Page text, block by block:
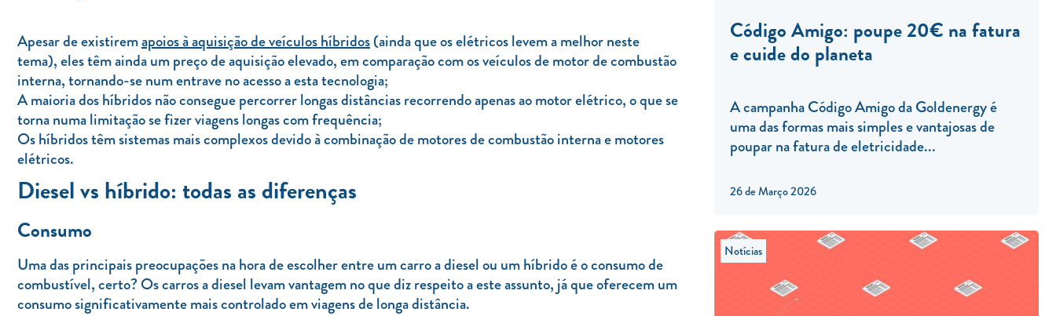
Apesar de existiremapoios à aquisição de veículos híbridos(ainda que os elétricos levem a melhor neste
tema), eles têm ainda um preço de aquisição elevado, em comparação com os veículos de motor de combustão
interna, tornando-se num entrave no acesso a esta tecnologia;
A maioria dos híbridos não consegue percorrer longas distâncias recorrendo apenas ao motor elétrico, o que se
torna numa limitação se fizer viagens longas com frequência;
Os híbridos têm sistemas mais complexos devido à combinação de motores de combustão interna e motores
elétricos.
Diesel vs híbrido: todas as diferenças
Consumo
Uma das principais preocupações na hora de escolher entre um carro a diesel ou um híbrido é o consumo de
combustível, certo? Os carros a diesel levam vantagem no que diz respeito a este assunto, já que oferecem um
consumo significativamente mais controlado em viagens de longa distância.
26 de Março 2026
Código Amigo: poupe 20€ na fatura
e cuide do planeta
A campanha Código Amigo da Goldenergy é
uma das formas mais simples e vantajosas de
poupar na fatura de eletricidade...
Notícias